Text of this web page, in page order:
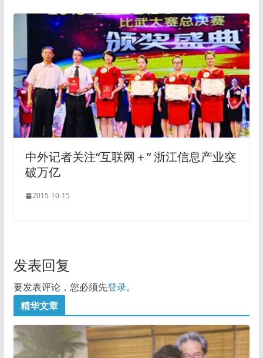
中外记者关注“互联网＋” 浙江信息产业突
破万亿
2015-10-15
发表回复
要发表评论，您必须先登录。
精华文章